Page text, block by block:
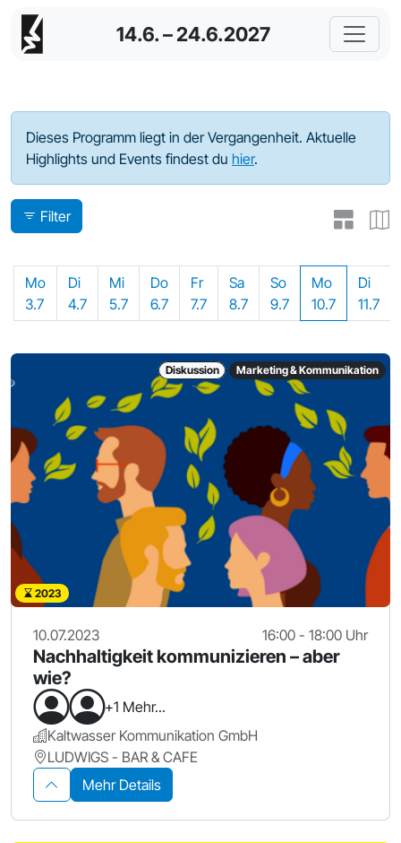
14.6. – 24.6.2027
Programm - 2023
Dieses Programm liegt in der Vergangenheit. Aktuelle
Highlights und Events findest du hier.
Filter
Mo
3.7
Di
4.7
Mi
5.7
Do
6.7
Fr
7.7
Sa
8.7
So
9.7
Mo
10.7
Di
11.7
Diskussion Marketing & Kommunikation
2023
10.07.2023 16:00 - 18:00 Uhr
Nachhaltigkeit kommunizieren – aber
wie?
+1 Mehr...
Kaltwasser Kommunikation GmbH
LUDWIGS - BAR & CAFE
Mehr Details